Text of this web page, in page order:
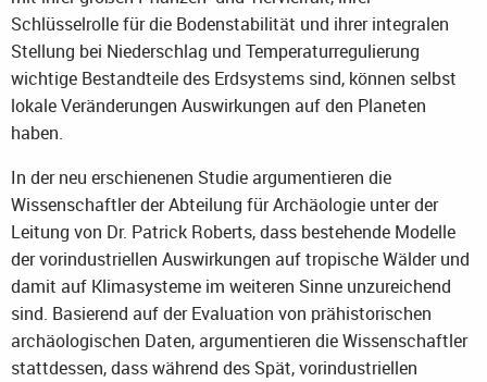
Schlüsselrolle für die Bodenstabilität und ihrer integralen
Stellung bei Niederschlag und Temperaturregulierung
wichtige Bestandteile des Erdsystems sind, können selbst
lokale Veränderungen Auswirkungen auf den Planeten
haben.
In der neu erschienenen Studie argumentieren die
Wissenschaftler der Abteilung für Archäologie unter der
Leitung von Dr. Patrick Roberts, dass bestehende Modelle
der vorindustriellen Auswirkungen auf tropische Wälder und
damit auf Klimasysteme im weiteren Sinne unzureichend
sind. Basierend auf der Evaluation von prähistorischen
archäologischen Daten, argumentieren die Wissenschaftler
stattdessen, dass während des Spät, vorindustriellen